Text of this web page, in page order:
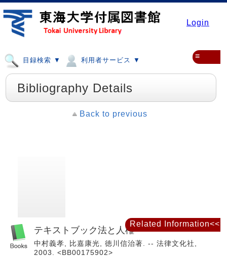
Login
目録検索 ▼ 利用者サービス ▼ ≡
Bibliography Details
Back to previous
テキストブック法と人権
中村義孝, 比嘉康光, 徳川信治著. -- 法律文化社,
2003. <BB00175902>
Related Information<<